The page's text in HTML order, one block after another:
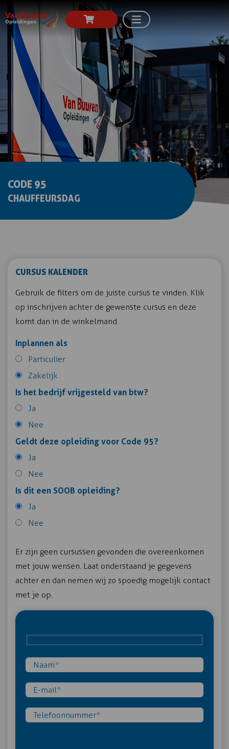
CODE 95
CHAUFFEURSDAG
CURSUS KALENDER
Gebruik de filters om de juiste cursus te vinden. Klik
op inschrijven achter de gewenste cursus en deze
komt dan in de winkelmand.
Inplannen als
Particulier
Zakelijk
Is het bedrijf vrijgesteld van btw?
Ja
Nee
Geldt deze opleiding voor Code 95?
Ja
Nee
Is dit een SOOB opleiding?
Ja
Nee
Er zijn geen cursussen gevonden die overeenkomen
met jouw wensen. Laat onderstaand je gegevens
achter en dan nemen wij zo spoedig mogelijk contact
met je op.